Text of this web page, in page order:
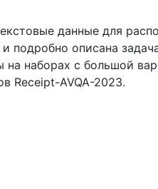
данные для
подробно описана
наборах с большой
Receipt-AVQA-2023.